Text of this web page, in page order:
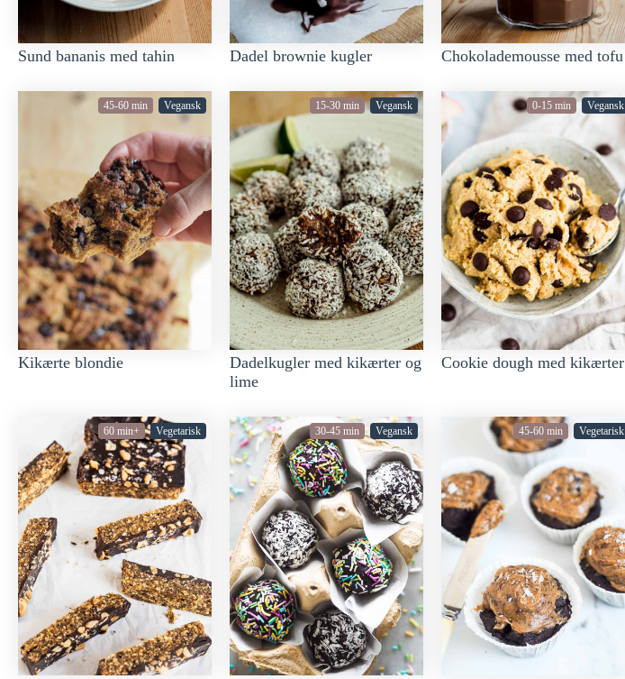
Sund bananis med tahin Dadel brownie kugler Chokolademousse med tofu
45-60 min Vegansk
Kikærte blondie
15-30 min Vegansk
Dadelkugler med kikærter og
lime
0-15 min Vegansk
Cookie dough med kikærter
60 min+ Vegetarisk 30-45 min Vegansk 45-60 min Vegetarisk